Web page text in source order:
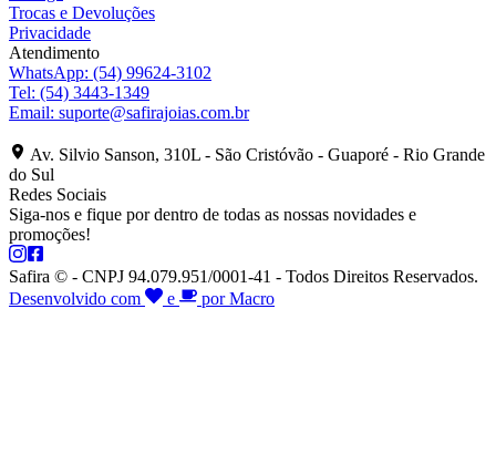
Trocas e Devoluções
Privacidade
Atendimento
WhatsApp: (54) 99624-3102
Tel: (54) 3443-1349
Email: suporte@safirajoias.com.br
Av. Silvio Sanson, 310L - São Cristóvão - Guaporé - Rio Grande
do Sul
Redes Sociais
Siga-nos e fique por dentro de todas as nossas novidades e
promoções!
Safira © - CNPJ 94.079.951/0001-41 - Todos Direitos Reservados.
Desenvolvido com
e por Macro